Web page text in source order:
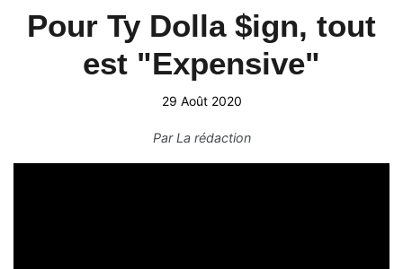
Pour Ty Dolla $ign, tout
est "Expensive"
29 Août 2020
ParLa rédaction